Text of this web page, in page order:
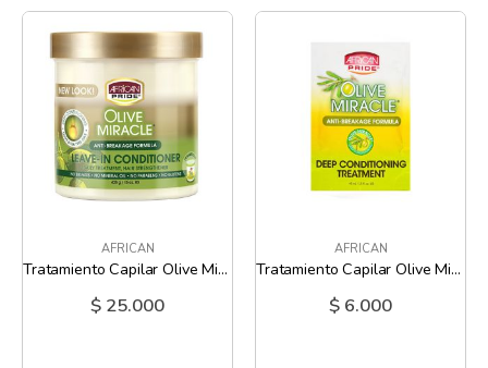
AFRICAN
Tratamiento Capilar Olive Miracle African Pride - 15 Oz
$ 25.000
AFRICAN
Tratamiento Capilar Olive Miracle African Pride - 1.5 Oz
$ 6.000